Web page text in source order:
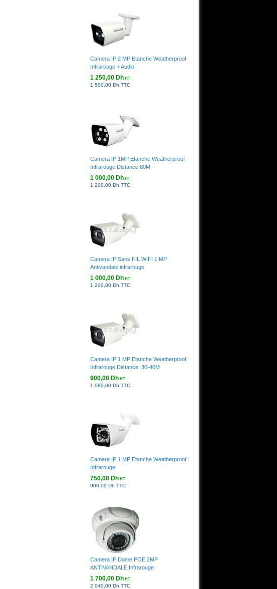
Camera IP 2 MP Etanche Weatherproof
Infrarouge + Audio
1 250,00 DhHT
1 500,00 Dh TTC
Camera IP 1MP Etanche Weatherproof
Infrarouge Distance 80M
1 000,00 DhHT
1 200,00 Dh TTC
Camera IP Sans FIL WIFI 1 MP
Antivandale infrarouge
1 000,00 DhHT
1 200,00 Dh TTC
Camera IP 1 MP Etanche Weatherproof
Infrarouge Distance: 30-40M
900,00 DhHT
1 080,00 Dh TTC
Camera IP 1 MP Etanche Weatherproof
Infrarouge
750,00 DhHT
900,00 Dh TTC
Camera IP Dome POE 2MP
ANTIVANDALE Infrarouge
1 700,00 DhHT
2 040,00 Dh TTC